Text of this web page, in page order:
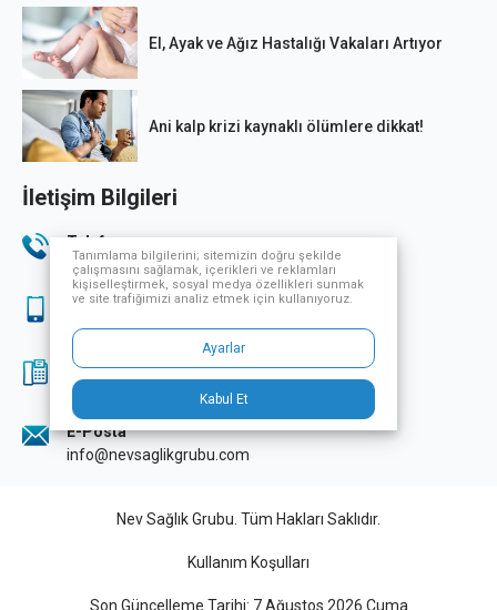
El, Ayak ve Ağız Hastalığı Vakaları Artıyor
Ani kalp krizi kaynaklı ölümlere dikkat!
İletişim Bilgileri
Telefon
444 33 32
Sağlık Turizmi
444 33 32
Fax
0224 249 70 07
E-Posta
info@nevsaglikgrubu.com
Nev Sağlık Grubu. Tüm Hakları Saklıdır.
Kullanım Koşulları
Son Güncelleme Tarihi: 7 Ağustos 2026 Cuma
Tanımlama bilgilerini; sitemizin doğru şekilde
çalışmasını sağlamak, içerikleri ve reklamları
kişiselleştirmek, sosyal medya özellikleri sunmak
ve site trafiğimizi analiz etmek için kullanıyoruz.
Ayarlar
Kabul Et